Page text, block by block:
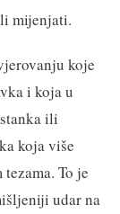
mijenjati.
koje
i koja u
ili
koja više
To je
udar na